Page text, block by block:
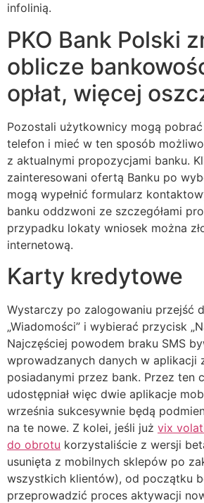
infolinią.
PKO Bank Polski
oblicze
opłat, więcej
Pozostali użytkownicy mogą
telefon i mieć w ten sposób
z aktualnymi propozycjami banku.
zainteresowani ofertą Banku po
mogą wypełnić formularz
banku oddzwoni ze szczegółami
przypadku lokaty wniosek można
internetową.
Karty kredytowe
Wystarczy po zalogowaniu przejść
„Wiadomości” i wybierać przycisk
Najczęściej powodem braku SMS
wprowadzanych danych w aplikacji
posiadanymi przez bank. Przez ten
udostępniał więc dwie aplikacje
września sukcesywnie będą
na te nowe. Z kolei, jeśli już vix
do obrotu korzystaliście z wersji
usunięta z mobilnych sklepów po
wszystkich klientów), od początku
przeprowadzić proces aktywacji